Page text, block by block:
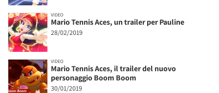
VIDEO
Mario Tennis Aces, un trailer per Pauline
28/02/2019
VIDEO
Mario Tennis Aces, il trailer del nuovo
personaggio Boom Boom
30/01/2019